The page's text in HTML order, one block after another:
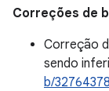
Correções de
Correção
sendo
b/